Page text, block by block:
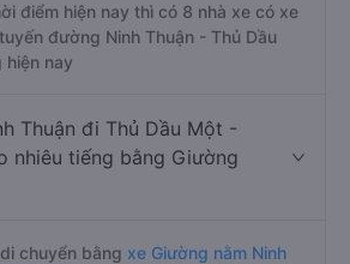
điểm hiện nay thì có 8 nhà xe có xe
đường Ninh Thuận - Thủ Dầu
hiện nay
Thuận đi Thủ Dầu Một -
nhiêu tiếng bằng Giường
chuyển bằng xe Giường nằm Ninh